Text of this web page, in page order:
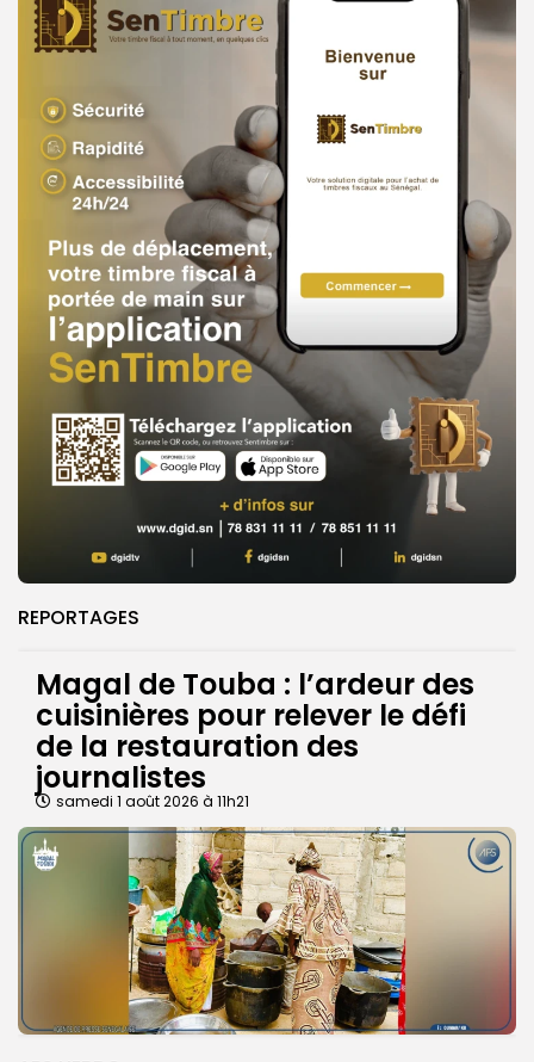
REPORTAGES
Magal de Touba : l’ardeur des
cuisinières pour relever le défi
de la restauration des
journalistes
samedi 1 août 2026 à 11h21